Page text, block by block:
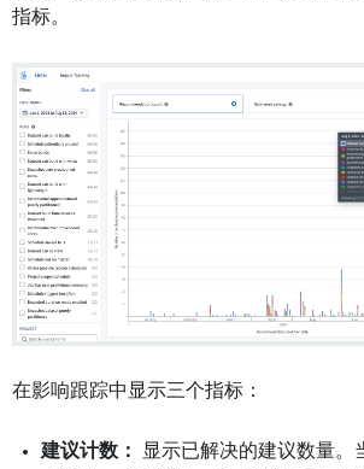
指标。
在影响跟踪中显示三个指标：
建议计数：
显示已解决的建议数量。